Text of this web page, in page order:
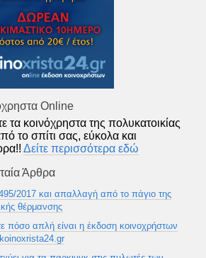
Online
τα κοινόχρηστα της πολυκατοικίας
το σπίτι σας, εύκολα και
Δείτε περισσότερα εδώ
Άρθρα
2017 και απαλλαγή από το πάγιο της
θέρμανσης
πόσο απλή είναι η έκδοση κοινοχρήστων